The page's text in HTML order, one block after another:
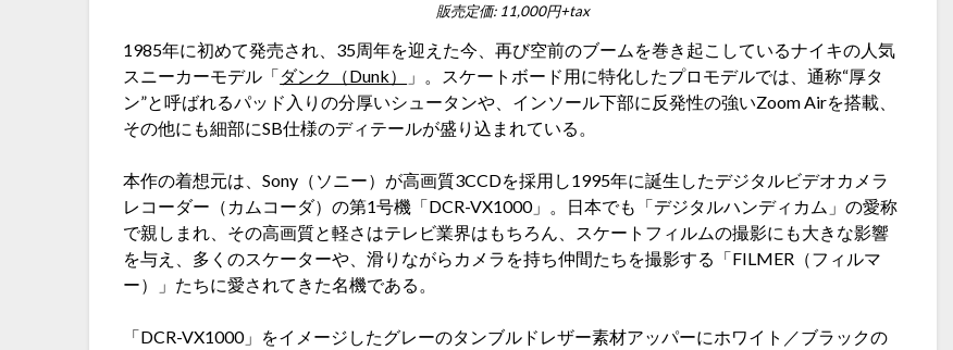
販売定価: 11,000円+tax
1985年に初めて発売され、35周年を迎えた今、再び空前のブームを巻き起こしているナイキの人気
スニーカーモデル「ダンク（Dunk）
」。スケートボード用に特化したプロモデルでは、通称“厚タ
ン”と呼ばれるパッド入りの分厚いシュータンや、インソール下部に反発性の強いZoom Airを搭載、
その他にも細部にSB仕様のディテールが盛り込まれている。
本作の着想元は、Sony（ソニー）が高画質3CCDを採用し1995年に誕生したデジタルビデオカメラ
レコーダー（カムコーダ）の第1号機「DCR-VX1000」。日本でも「デジタルハンディカム」の愛称
で親しまれ、その高画質と軽さはテレビ業界はもちろん、スケートフィルムの撮影にも大きな影響
を与え、多くのスケーターや、滑りながらカメラを持ち仲間たちを撮影する「FILMER （フィルマ
ー）」たちに愛されてきた名機である。
「DCR-VX1000」をイメージしたグレーのタンブルドレザー素材アッパーにホワイト／ブラックの